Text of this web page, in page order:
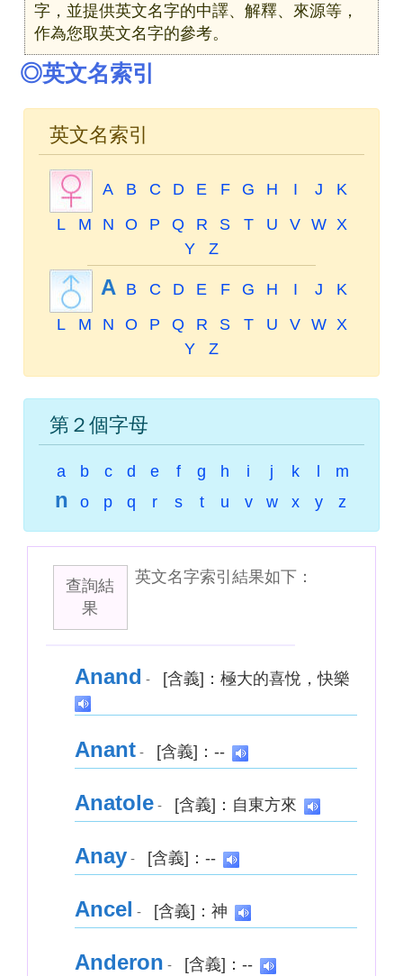
字，並提供英文名字的中譯、解釋、來源等，
作為您取英文名字的參考。
◎英文名索引
英文名索引
A B C D E F G H I J
K
L
M N O P Q R S T U V W X
Y
Z
A B C D E F G H I J
K
L
M N O P Q R S T U V W X
Y
Z
第２個字母
a b c d e f g h i j k m
n o p q r s t u v w x y z
查詢結
果
英文名字索引結果如下：
Anand - [含義]：極大的喜悅，快樂
Anant - [含義]：--
Anatole - [含義]：自東方來
Anay - [含義]：--
Ancel - [含義]：神
Anderon - [含義]：--